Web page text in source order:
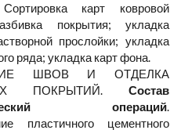
карт ковровой
покрытия; укладка
прослойки; укладка
ряда; укладка карт фона.
ШВОВ И ОТДЕЛКА
ПОКРЫТИЙ. Состав
операций.
пластичного цементного